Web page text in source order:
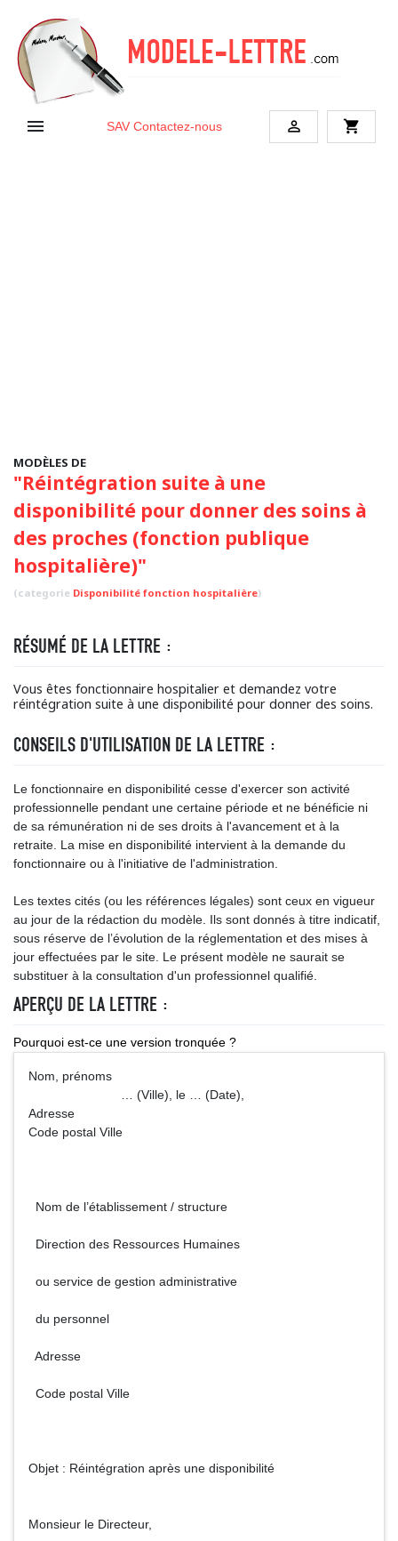
 SAV Contactez-nous  shopping_cart
MODÈLES DE
"Réintégration suite à une
disponibilité pour donner des soins à
des proches (fonction publique
hospitalière)"
(categorie Disponibilité fonction hospitalière)
RÉSUMÉ DE LA LETTRE :
Vous êtes fonctionnaire hospitalier et demandez votre
réintégration suite à une disponibilité pour donner des soins.
CONSEILS D'UTILISATION DE LA LETTRE :
Le fonctionnaire en disponibilité cesse d'exercer son activité
professionnelle pendant une certaine période et ne bénéficie ni
de sa rémunération ni de ses droits à l'avancement et à la
retraite. La mise en disponibilité intervient à la demande du
fonctionnaire ou à l'initiative de l'administration.
Les textes cités (ou les références légales) sont ceux en vigueur
au jour de la rédaction du modèle. Ils sont donnés à titre indicatif,
sous réserve de l’évolution de la réglementation et des mises à
jour effectuées par le site. Le présent modèle ne saurait se
substituer à la consultation d'un professionnel qualifié.
APERÇU DE LA LETTRE :
Pourquoi est-ce une version tronquée ?
Nom, prénoms
… (Ville), le … (Date),
Adresse
Code postal Ville
Nom de l’établissement / structure
Direction des Ressources Humaines
ou service de gestion administrative
du personnel
Adresse
Code postal Ville
Objet : Réintégration après une disponibilité
Monsieur le Directeur,